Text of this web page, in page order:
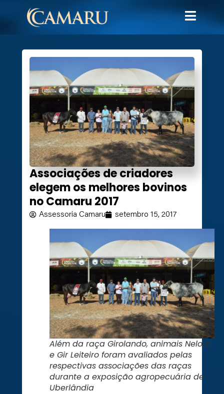
Associações de criadores
elegem os melhores bovinos
no Camaru 2017
Assessoria Camaru setembro 15, 2017
Além da raça Girolando, animais Nelore
e Gir Leiteiro foram avaliados pelas
respectivas associações das raças
durante a exposição agropecuária de
Uberlândia